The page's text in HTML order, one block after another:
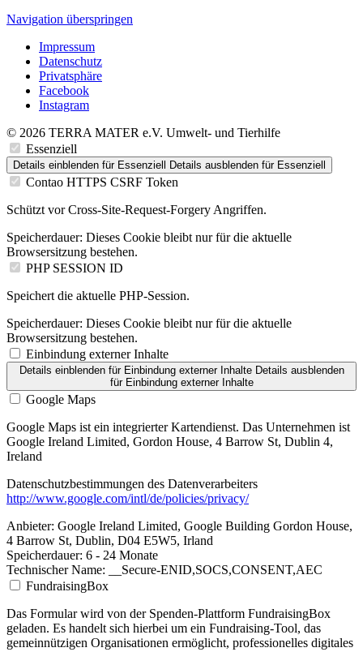
Navigation überspringen
Impressum
Datenschutz
Privatsphäre
Facebook
Instagram
© 2026 TERRA MATER e.V. Umwelt- und Tierhilfe
Essenziell
Details einblenden für Essenziell Details ausblenden für Essenziell
Contao HTTPS CSRF Token
Schützt vor Cross-Site-Request-Forgery Angriffen.
Speicherdauer: Dieses Cookie bleibt nur für die aktuelle
Browsersitzung bestehen.
PHP SESSION ID
Speichert die aktuelle PHP-Session.
Speicherdauer: Dieses Cookie bleibt nur für die aktuelle
Browsersitzung bestehen.
Einbindung externer Inhalte
Details einblendenfür Einbindung externer Inhalte Details ausblenden
für Einbindung externer Inhalte
Google Maps
Google Maps ist ein integrierter Kartendienst. Das Unternehmen ist
Google Ireland Limited, Gordon House, 4 Barrow St, Dublin 4,
Ireland
Datenschutzbestimmungen des Datenverarbeiters
http://www.google.com/intl/de/policies/privacy/
Anbieter: Google Ireland Limited, Google Building Gordon House,
4 Barrow St, Dublin, D04 E5W5, Irland
Speicherdauer: 6 - 24 Monate
Technischer Name: __Secure-ENID,SOCS,CONSENT,AEC
FundraisingBox
Das Formular wird von der Spenden-Plattform FundraisingBox
geladen. Es handelt sich hierbei um ein Fundraising-Tool, das
gemeinnützigen Organisationen ermöglicht, professionelles digitales